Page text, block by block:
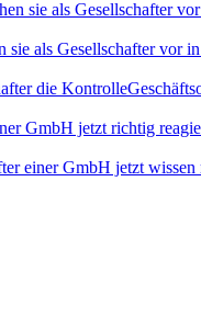
als Gesellschafter